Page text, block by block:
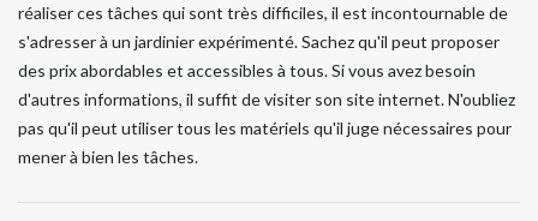
réaliser ces tâches qui sont très difficiles, il est incontournable de
s'adresser à un jardinier expérimenté. Sachez qu'il peut proposer
des prix abordables et accessibles à tous. Si vous avez besoin
d'autres informations, il suffit de visiter son site internet. N'oubliez
pas qu'il peut utiliser tous les matériels qu'il juge nécessaires pour
mener à bien les tâches.